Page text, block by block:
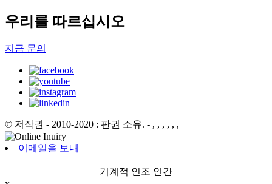
우리를 따르십시오
지금 문의
© 저작권 - 2010-2020 : 판권 소유. - , , , , , ,
이메일을 보내
기계적 인조 인간